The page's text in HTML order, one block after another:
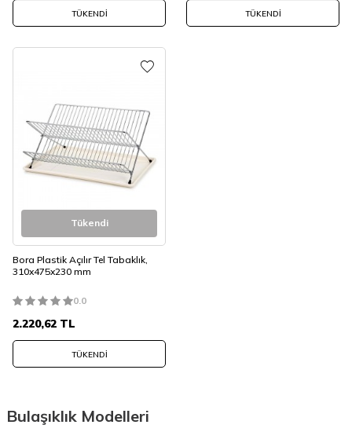
TÜKENDI TÜKENDI
Tükendi
Bora Plastik Açılır Tel Tabaklık,
310x475x230 mm
0.0
2.220,62 TL
TÜKENDI
Bulaşıklık Modelleri